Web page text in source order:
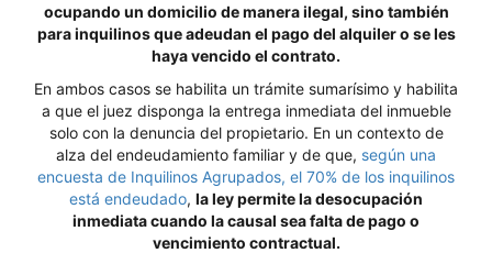
ocupando un domicilio de manera ilegal, sino también
para inquilinos que adeudan el pago del alquiler o se les
haya vencido el contrato.
En ambos casos se habilita un trámite sumarísimo y habilita
a que el juez disponga la entrega inmediata del inmueble
solo con la denuncia del propietario. En un contexto de
alza del endeudamiento familiar y de que, según una
encuesta de Inquilinos Agrupados, el 70% de los inquilinos
está endeudado, la ley permite la desocupación
inmediata cuando la causal sea falta de pago o
vencimiento contractual.